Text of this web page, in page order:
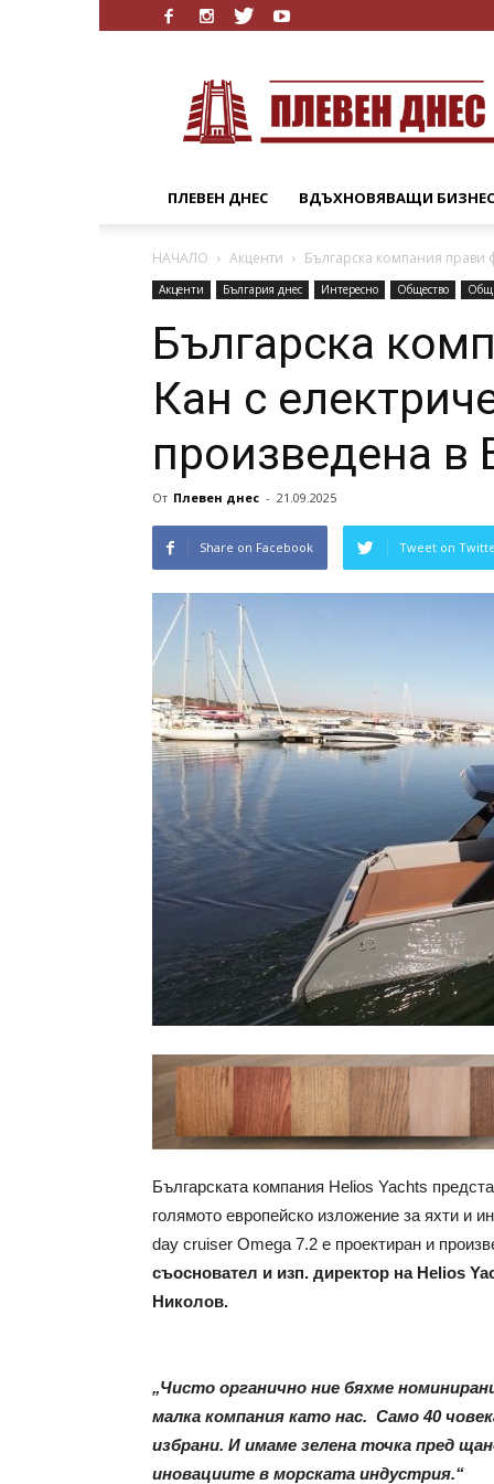
Днес
ПЛЕВЕН ДНЕС ВДЪХНОВЯВАЩИ
НАЧАЛО Акценти Българска компания прави
Акценти България днес Интересно Общество
Българска
Кан с
произведена в
От Плевен днес - 21.09.2025
Share on Facebook Tweet on
Българската компания Helios Yachts
голямото европейско изложение за яхти и
day cruiser Omega 7.2 e проектиран и
съосновател и изп. директор на Helios
Николов.
„Чисто органично ние бяхме
малка компания като нас. Само 40
избрани. И имаме зелена точка пред
иновациите в морската индустрия.“